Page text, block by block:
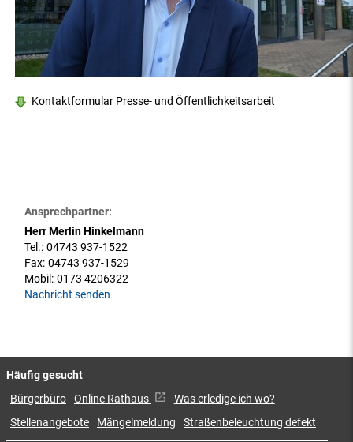
Kontaktformular Presse- und Öffentlichkeitsarbeit
Ansprechpartner:
Herr Merlin Hinkelmann
Tel.: 04743 937-1522
Fax: 04743 937-1529
Mobil: 0173 4206322
Nachricht senden
Häufig gesucht
Bürgerbüro Online Rathaus
Was erledige ich wo?
Stellenangebote
Mängelmeldung Straßenbeleuchtung defekt